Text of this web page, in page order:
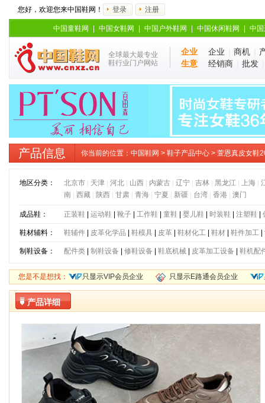
您好，欢迎您来中国鞋网！ 登录 注册
中国童鞋网 中国女鞋网 中国户外鞋网 中国休闲鞋网 中
全球最大最专业
鞋行业门户网站
企业
生意
企业 商机
经销商
批发
产品信息 你当前的位置： 中国鞋网 > 鞋子产品中心 > 萱恩真皮女鞋
地区分类：
北京市| 天津| 河北| 山西| 内蒙古| 辽宁| 吉林| 黑龙江 上海|
南| 西藏| 陕西| 甘肃| 青海| 宁夏 新疆 台湾| 香港| 澳门
成品鞋： 正装鞋| 运动鞋| 靴子| 工作鞋| 童鞋| 婴儿鞋| 时装鞋| 注塑鞋|
鞋材辅料： 鞋辅件| 皮革化学品 鞋模具 皮革| 鞋材化工| 鞋材| 鞋件加工|
制鞋设备： 配件类| 制鞋设备 修鞋设备 鞋底机械| 皮革加工设备 鞋机配
您是不是想找： 只显示VIP会员企业 只显示E路通会员企业
产品详细